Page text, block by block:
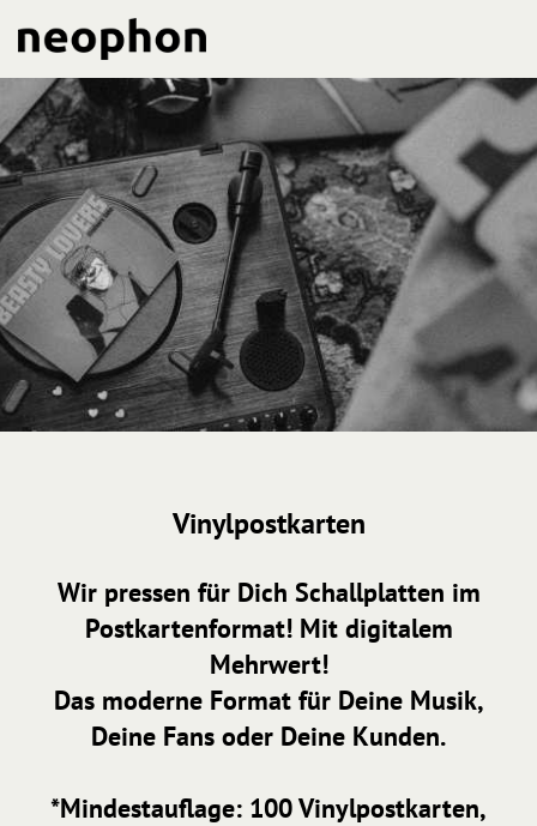
Vinylpostkarten
Wir pressen für Dich Schallplatten im
Postkartenformat! Mit digitalem
Mehrwert!
Das moderne Format für Deine Musik,
Deine Fans oder Deine Kunden.
*Mindestauflage: 100 Vinylpostkarten,